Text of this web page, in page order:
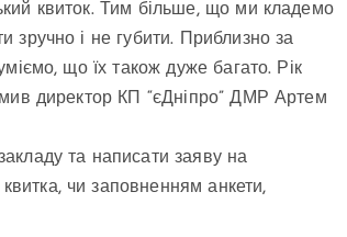
квиток. Тим більше, що ми кладемо
зручно і не губити. Приблизно за
що їх також дуже багато. Рік
директор КП “єДніпро” ДМР Артем
та написати заяву на
чи заповненням анкети,